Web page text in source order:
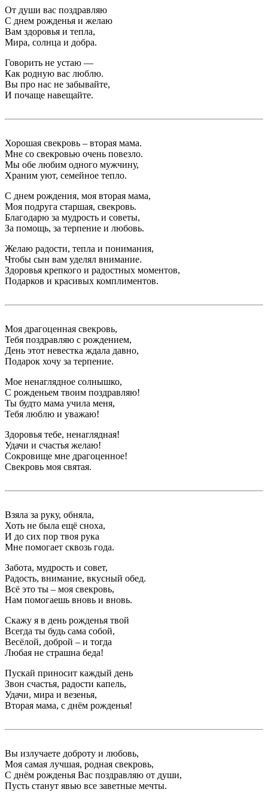
От души вас поздравляю
С днем рожденья и желаю
Вам здоровья и тепла,
Мира, солнца и добра.
Говорить не устаю —
Как родную вас люблю.
Вы про нас не забывайте,
И почаще навещайте.
Хорошая свекровь – вторая мама.
Мне со свекровью очень повезло.
Мы обе любим одного мужчину,
Храним уют, семейное тепло.
С днем рождения, моя вторая мама,
Моя подруга старшая, свекровь.
Благодарю за мудрость и советы,
За помощь, за терпение и любовь.
Желаю радости, тепла и понимания,
Чтобы сын вам уделял внимание.
Здоровья крепкого и радостных моментов,
Подарков и красивых комплиментов.
Моя драгоценная свекровь,
Тебя поздравляю с рождением,
День этот невестка ждала давно,
Подарок хочу за терпение.
Мое ненаглядное солнышко,
С рожденьем твоим поздравляю!
Ты будто мама учила меня,
Тебя люблю и уважаю!
Здоровья тебе, ненаглядная!
Удачи и счастья желаю!
Сокровище мне драгоценное!
Свекровь моя святая.
Взяла за руку, обняла,
Хоть не была ещё сноха,
И до сих пор твоя рука
Мне помогает сквозь года.
Забота, мудрость и совет,
Радость, внимание, вкусный обед.
Всё это ты – моя свекровь,
Нам помогаешь вновь и вновь.
Скажу я в день рожденья твой
Всегда ты будь сама собой,
Весёлой, доброй – и тогда
Любая не страшна беда!
Пускай приносит каждый день
Звон счастья, радости капель,
Удачи, мира и везенья,
Вторая мама, с днём рожденья!
Вы излучаете доброту и любовь,
Моя самая лучшая, родная свекровь,
С днём рожденья Вас поздравляю от души,
Пусть станут явью все заветные мечты.